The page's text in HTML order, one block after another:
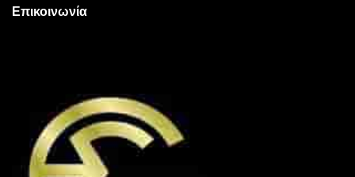
Επικοινωνία